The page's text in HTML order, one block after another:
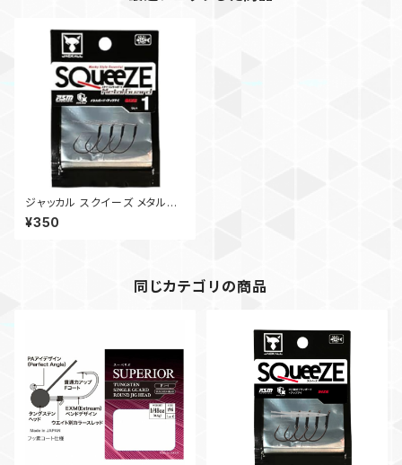
ジャッカル スクイーズ メタルガ
ード
¥350
同じカテゴリの商品